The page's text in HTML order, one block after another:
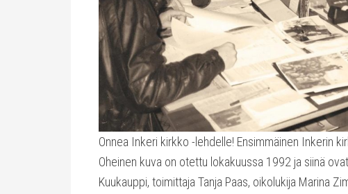
Onnea Inkeri kirkko -lehdelle! Ensimmäinen Inkerin
Oheinen kuva on otettu lokakuussa 1992 ja siinä
Kuukauppi, toimittaja Tanja Paas, oikolukija Marina